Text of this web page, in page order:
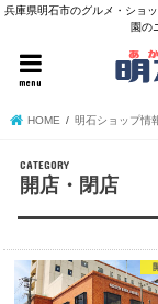
兵庫県明石市のグルメ・ショ
園の
menu
HOME 明石ショップ情
開店・閉店